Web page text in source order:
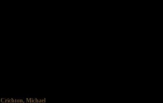
Crichton, Michael